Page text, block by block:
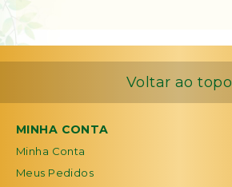
Voltar ao topo
MINHA CONTA
Minha Conta
Meus Pedidos